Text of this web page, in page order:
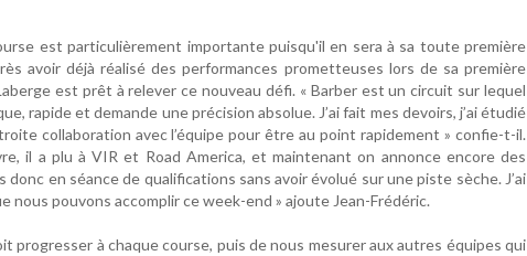
est particulièrement importante puisqu'il en sera à sa toute première
avoir déjà réalisé des performances prometteuses lors de sa première
est prêt à relever ce nouveau défi. « Barber est un circuit sur lequel
rapide et demande une précision absolue. J’ai fait mes devoirs, j’ai étudié
collaboration avec l’équipe pour être au point rapidement » confie-t-il.
il a plu à VIR et Road America, et maintenant on annonce encore des
en séance de qualifications sans avoir évolué sur une piste sèche. J’ai
nous pouvons accomplir ce week-end » ajoute Jean-Frédéric.
progresser à chaque course, puis de nous mesurer aux autres équipes qui